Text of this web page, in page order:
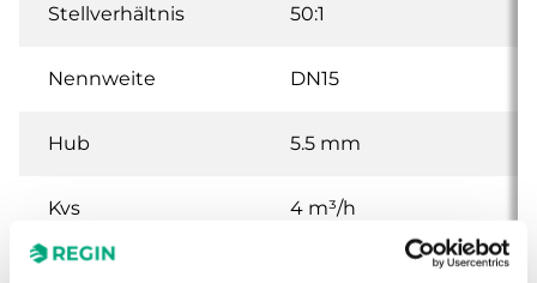
Stellverhältnis 50:1
Nennweite DN15
Hub 5.5 mm
Kvs 4 m³/h